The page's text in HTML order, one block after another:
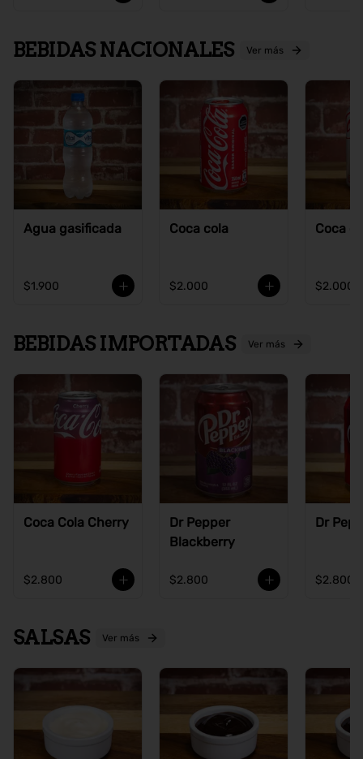
BEBIDAS NACIONALES Ver más
Agua gasificada
$1.900
Coca cola
$2.000
Coca
$2.000
BEBIDAS IMPORTADAS Ver más
Coca Cola Cherry
$2.800
Dr Pepper
Blackberry
$2.800
Dr
$2.800
SALSAS Ver más